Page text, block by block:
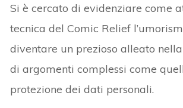
Si è cercato di evidenziare come
tecnica del Comic Relief
diventare un prezioso alleato
di argomenti complessi come
protezione dei dati personali.